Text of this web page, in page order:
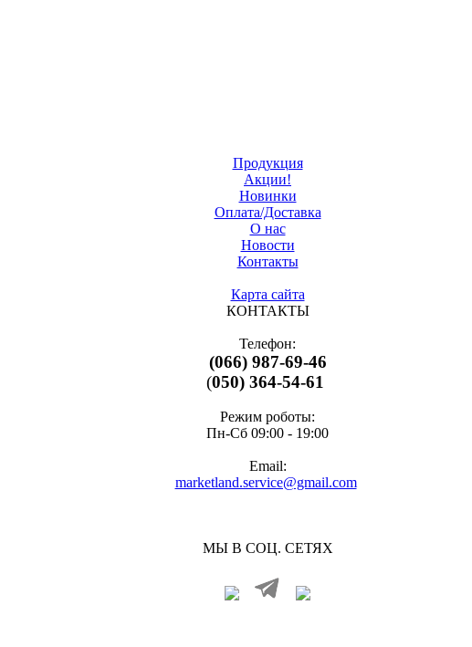
Продукция
Акции!
Новинки
Оплата/Доставка
О нас
Новости
Контакты
Карта сайта
КОНТАКТЫ
Телефон:
(066) 987-69-46
(050) 364-54-61
Режим роботы:
Пн-Cб 09:00 - 19:00
Email:
marketland.service@gmail.com
МЫ В СОЦ. СЕТЯХ